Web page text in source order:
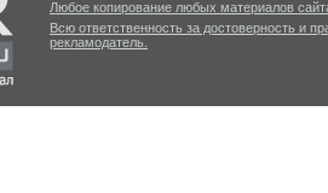
Любое копирование любых материалов
Всю ответственность за достоверность и
рекламодатель.